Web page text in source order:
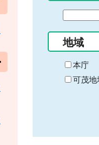
の
始
ま
り
地域
本庁
可茂地